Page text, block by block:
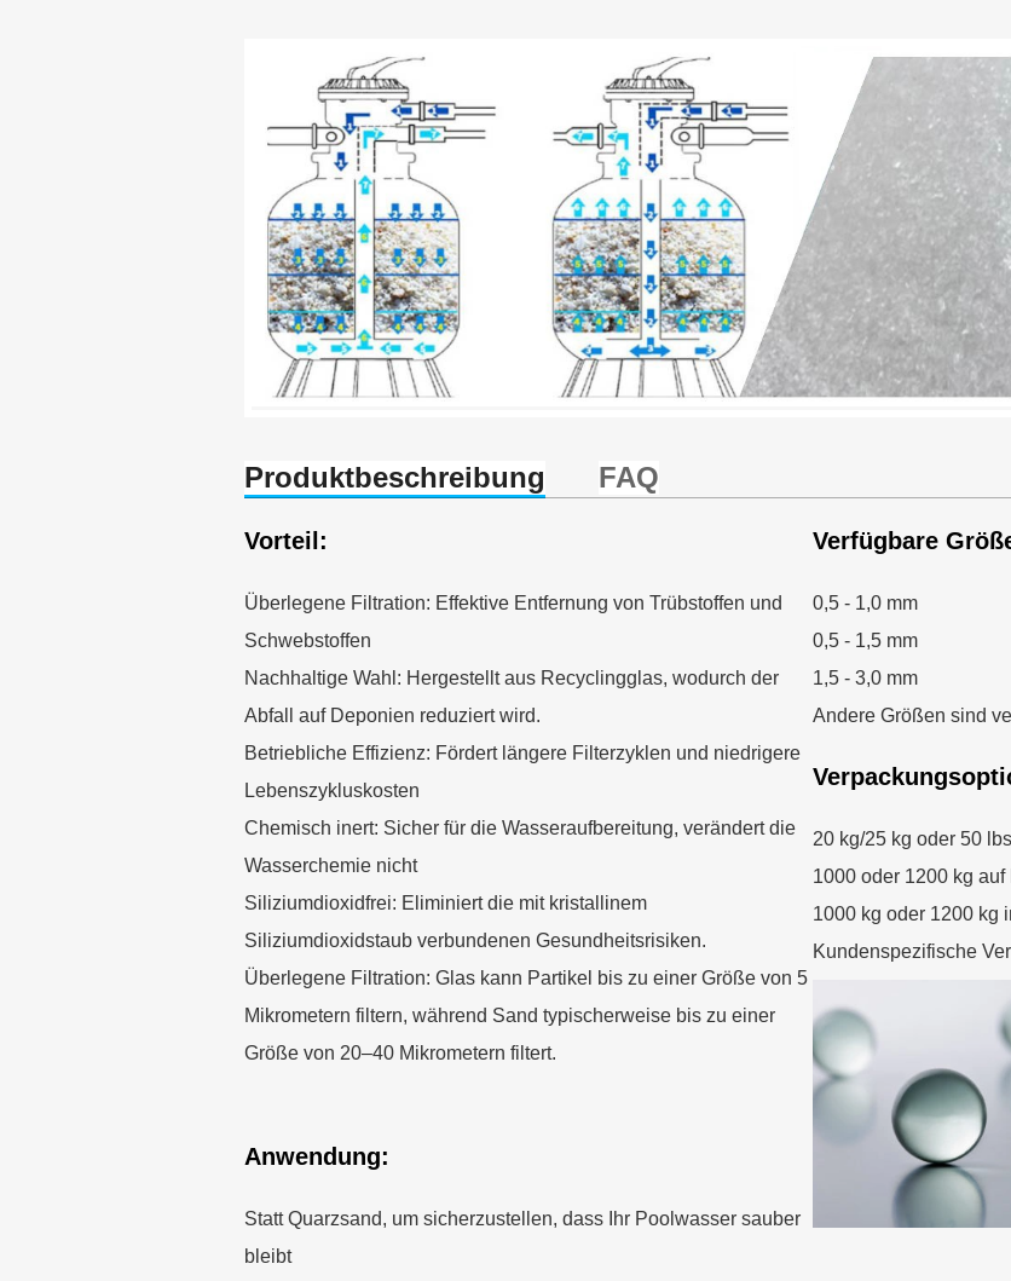
Produktbeschreibung FAQ
Vorteil:
Überlegene Filtration: Effektive Entfernung von Trübstoffen und
Schwebstoffen
Nachhaltige Wahl: Hergestellt aus Recyclingglas, wodurch der
Abfall auf Deponien reduziert wird.
Betriebliche Effizienz: Fördert längere Filterzyklen und niedrigere
Lebenszykluskosten
Chemisch inert: Sicher für die Wasseraufbereitung, verändert die
Wasserchemie nicht
Siliziumdioxidfrei: Eliminiert die mit kristallinem
Siliziumdioxidstaub verbundenen Gesundheitsrisiken.
Überlegene Filtration: Glas kann Partikel bis zu einer Größe von 5
Mikrometern filtern, während Sand typischerweise bis zu einer
Größe von 20–40 Mikrometern filtert.
Anwendung:
Statt Quarzsand, um sicherzustellen, dass Ihr Poolwasser sauber
bleibt
Verfügbare
0,5 - 1,0 mm
0,5 - 1,5 mm
1,5 - 3,0 mm
Andere Größen sind
20 kg/25 kg oder 50
1000 oder 1200 kg auf
1000 kg oder 1200 kg
Kundenspezifische